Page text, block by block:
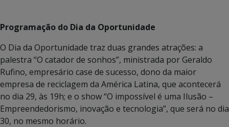
Programação do Dia da Oportunidade
O Dia da Oportunidade traz duas grandes atrações: a
palestra “O catador de sonhos”, ministrada por Geraldo
Rufino, empresário case de sucesso, dono da maior
empresa de reciclagem da América Latina, que acontecerá
no dia 29, às 19h; e o show “O impossível é uma Ilusão –
Empreendedorismo, inovação e tecnologia”, que será no dia
30, no mesmo horário.